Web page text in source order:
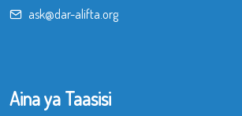
ask@dar-alifta.org
Aina ya Taasisi